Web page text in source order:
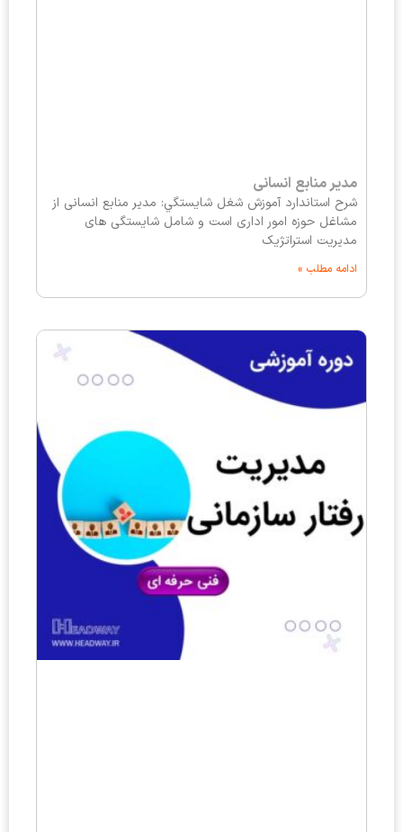
مدیر منابع انسانی
شرح استاندارد آموزش شغل شايستگي: مدیر منابع انسانی از
مشاغل حوزه امور اداری است و شامل شایستگی های
مدیریت استراتژیک
ادامه مطلب »